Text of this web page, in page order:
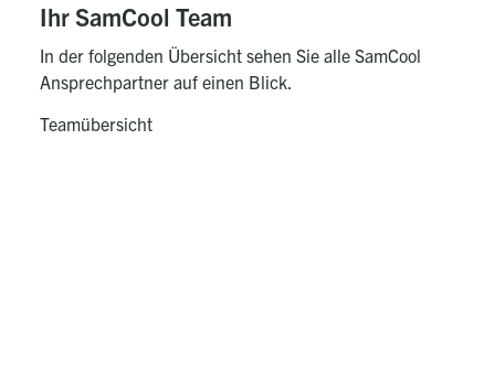
Ihr SamCool Team
In der folgenden Übersicht sehen Sie alle SamCool
Ansprechpartner auf einen Blick.
Teamübersicht